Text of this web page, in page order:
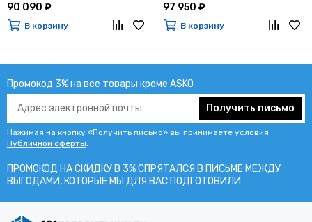
90 090 ₽
В корзину
97 950 ₽
В корзину
Промокод 3% на все товары кроме ASKO
Получить письмо
Нажимая на кнопку «Получить письмо» вы принимаете условия
Публичной оферты
ПРОМОКОД НА СКИДКУ В 3% СПРЯТАЛСЯ В ПИCЬМЕ МЕЖДУ
ВЫГОДАМИ, КОТОРЫЕ МЫ ДЛЯ ВАС ПОДГОТОВИЛИ